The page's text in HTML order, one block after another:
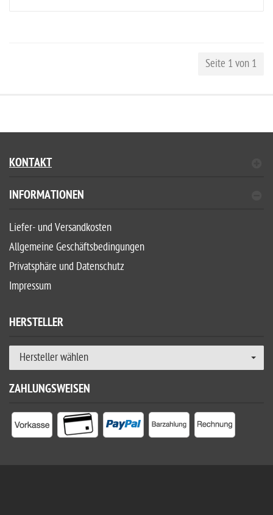
Seite 1 von 1
KONTAKT
INFORMATIONEN
Liefer- und Versandkosten
Allgemeine Geschäftsbedingungen
Privatsphäre und Datenschutz
Impressum
HERSTELLER
Hersteller wählen
ZAHLUNGSWEISEN